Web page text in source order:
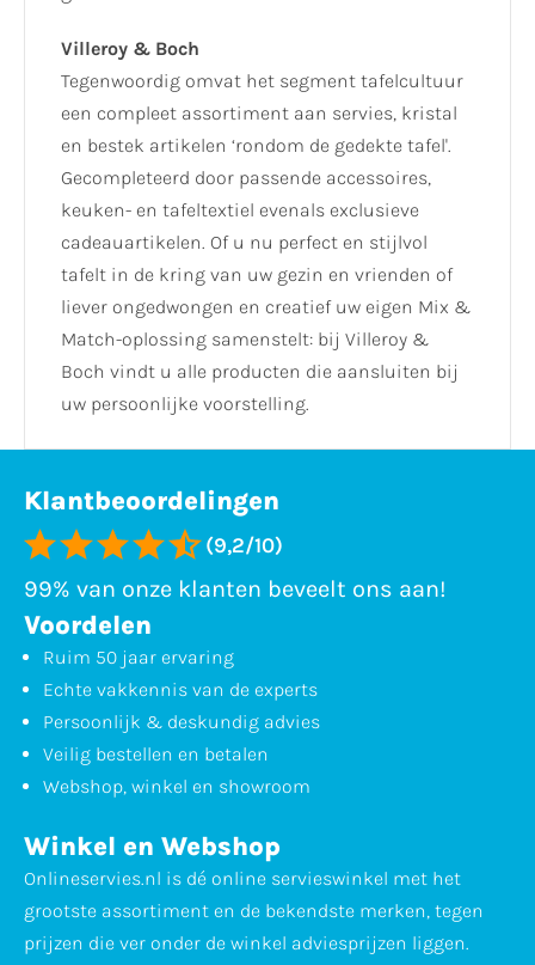
Villeroy & Boch
Tegenwoordig omvat het segment tafelcultuur
een compleet assortiment aan servies, kristal
en bestek artikelen ‘rondom de gedekte tafel'.
Gecompleteerd door passende accessoires,
keuken- en tafeltextiel evenals exclusieve
cadeauartikelen. Of u nu perfect en stijlvol
tafelt in de kring van uw gezin en vrienden of
liever ongedwongen en creatief uw eigen Mix &
Match-oplossing samenstelt: bij Villeroy &
Boch vindt u alle producten die aansluiten bij
uw persoonlijke voorstelling.
Klantbeoordelingen
(9,2/10)
99% van onze klanten beveelt ons aan!
Voordelen
Ruim 50 jaar ervaring
Echte vakkennis van de experts
Persoonlijk & deskundig advies
Veilig bestellen en betalen
Webshop, winkel en showroom
Winkel en Webshop
Onlineservies.nl is dé online servieswinkel met het
grootste assortiment en de bekendste merken, tegen
prijzen die ver onder de winkel adviesprijzen liggen.